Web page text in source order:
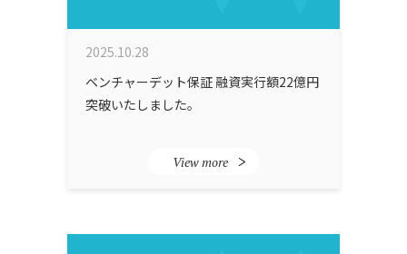
2025.10.28
ベンチャーデット保証 融資実行額22億円
突破いたしました。
View more